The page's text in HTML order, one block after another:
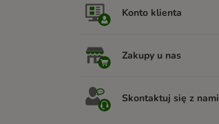
Konto klienta
Zakupy u nas
Skontaktuj się z nami